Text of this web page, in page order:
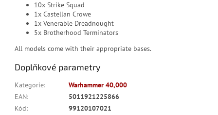
10x Strike Squad
1x Castellan Crowe
1x Venerable Dreadnought
5x Brotherhood Terminators
All models come with their appropriate bases.
Doplňkové parametry
Kategorie:
Warhammer 40,000
EAN:
5011921225866
Kód:
99120107021